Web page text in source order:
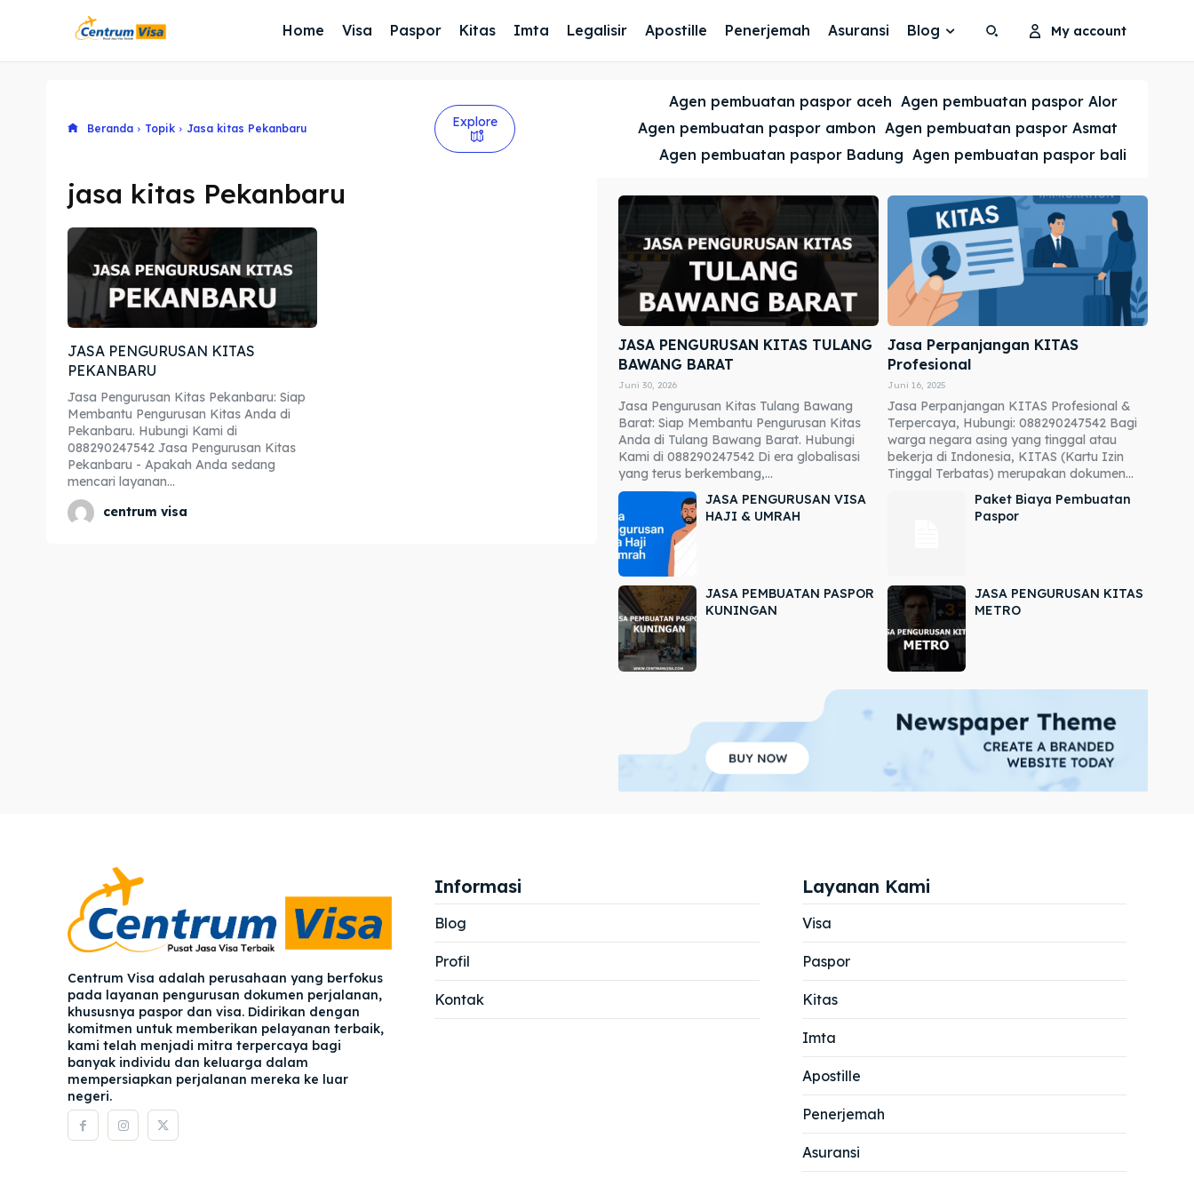
Explore our destinations
Blog
Cari
Explore our destinations
Blog
Cari
Home Visa Paspor Kitas Imta Legalisir Apostille Penerjemah Asuransi Blog My account
Beranda Topik Jasa kitas Pekanbaru Explore
Agen pembuatan paspor aceh Agen pembuatan paspor Alor
Agen pembuatan paspor ambon Agen pembuatan paspor Asmat
Agen pembuatan paspor Badung Agen pembuatan paspor bali
jasa kitas Pekanbaru
JASA PENGURUSAN KITAS
PEKANBARU
Jasa Pengurusan Kitas Pekanbaru: Siap
Membantu Pengurusan Kitas Anda di
Pekanbaru. Hubungi Kami di
088290247542 Jasa Pengurusan Kitas
Pekanbaru - Apakah Anda sedang
mencari layanan...
centrum visa
JASA PENGURUSAN KITAS TULANG
BAWANG BARAT
Juni 30, 2026
Jasa Pengurusan Kitas Tulang Bawang
Barat: Siap Membantu Pengurusan Kitas
Anda di Tulang Bawang Barat. Hubungi
Kami di 088290247542 Di era globalisasi
yang terus berkembang,...
Jasa Perpanjangan KITAS
Profesional
Juni 16, 2025
Jasa Perpanjangan KITAS Profesional &
Terpercaya, Hubungi: 088290247542 Bagi
warga negara asing yang tinggal atau
bekerja di Indonesia, KITAS (Kartu Izin
Tinggal Terbatas) merupakan dokumen...
JASA PENGURUSAN VISA
HAJI & UMRAH
Paket Biaya Pembuatan
Paspor
JASA PEMBUATAN PASPOR
KUNINGAN
JASA PENGURUSAN KITAS
METRO
Centrum Visa adalah perusahaan yang berfokus
pada layanan pengurusan dokumen perjalanan,
khususnya paspor dan visa. Didirikan dengan
komitmen untuk memberikan pelayanan terbaik,
kami telah menjadi mitra terpercaya bagi
banyak individu dan keluarga dalam
mempersiapkan perjalanan mereka ke luar
negeri.
Informasi
Blog
Profil
Kontak
Layanan Kami
Visa
Paspor
Kitas
Imta
Apostille
Penerjemah
Asuransi